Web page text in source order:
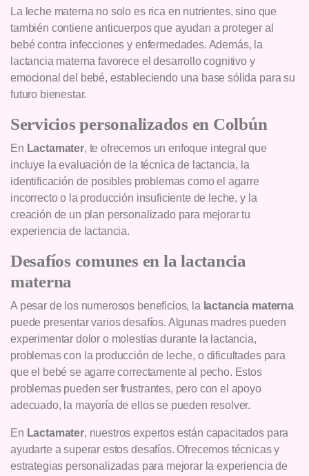
La leche materna no solo es rica en nutrientes, sino que
también contiene anticuerpos que ayudan a proteger al
bebé contra infecciones y enfermedades. Además, la
lactancia materna favorece el desarrollo cognitivo y
emocional del bebé, estableciendo una base sólida para su
futuro bienestar.
Servicios personalizados en Colbún
En Lactamater, te ofrecemos un enfoque integral que
incluye la evaluación de la técnica de lactancia, la
identificación de posibles problemas como el agarre
incorrecto o la producción insuficiente de leche, y la
creación de un plan personalizado para mejorar tu
experiencia de lactancia.
Desafíos comunes en la lactancia
materna
A pesar de los numerosos beneficios, la lactancia materna
puede presentar varios desafíos. Algunas madres pueden
experimentar dolor o molestias durante la lactancia,
problemas con la producción de leche, o dificultades para
que el bebé se agarre correctamente al pecho. Estos
problemas pueden ser frustrantes, pero con el apoyo
adecuado, la mayoría de ellos se pueden resolver.
En Lactamater, nuestros expertos están capacitados para
ayudarte a superar estos desafíos. Ofrecemos técnicas y
estrategias personalizadas para mejorar la experiencia de